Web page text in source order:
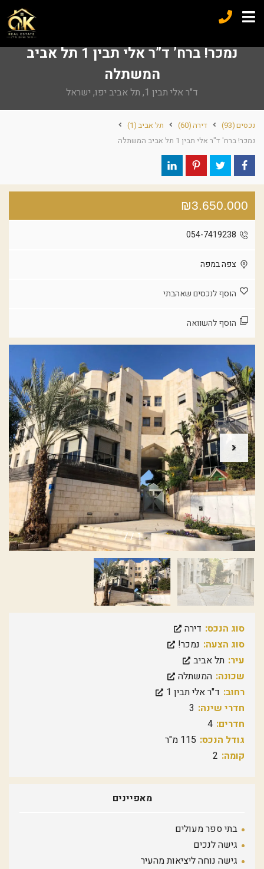
נמכר! ברח’ ד”ר אלי תבין 1 תל אביב
המשתלה
ד"ר אלי תבין 1, תל אביב יפו, ישראל
נכסים(93) דירה(60) תל אביב(1)
נמכר! ברח' ד"ר אלי תבין 1 תל אביב המשתלה
₪3.650.000
054-7419238
צפה במפה
הוסף לנכסים שאהבתי
הוסף להשוואה
1
/
7
סוג הנכס: דירה
סוג הצעה: נמכר!
עיר: תל אביב
שכונה: המשתלה
רחוב: ד"ר אלי תבין 1
חדרי שינה: 3
חדרים: 4
גודל הנכס: 115 מ"ר
קומה: 2
מאפיינים
בתי ספר מעולים
גישה לנכים
גישה נוחה ליציאות מהעיר